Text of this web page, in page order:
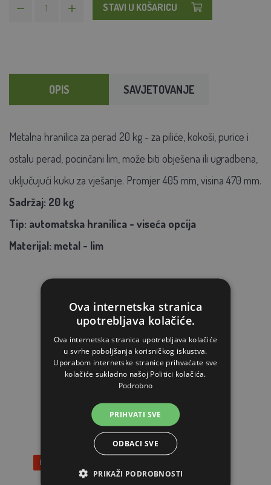
STAVI U KOŠARICU
OPIS SAVJETOVANJE
Metalna hranilica za perad 20 kg - za piliće, kokoši, purice i
ostalu perad, pocinčani lim, može biti obješena ili ugradbena,
uključujući kuku za vješanje. Promjer 405 mm, visina 470 mm.
Sadržaj: 20 kg
Tip: automatska hranilica - viseća opcija
Materijal: metal - lim
POVEZANI ARTIKLI
Popust 59%
Ova internetska stranica
upotrebljava kolačiće.
Ova internetska stranica upotrebljava kolačiće
u svrhe poboljšanja korisničkog iskustva.
Uporabom internetske stranice prihvaćate sve
kolačiće sukladno našoj Politici kolačića.
Podrobno
PRIHVATI SVE
ODBACI SVE
PRIKAŽI PODROBNOSTI